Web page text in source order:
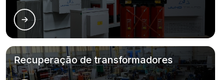
Recuperação de transformadores